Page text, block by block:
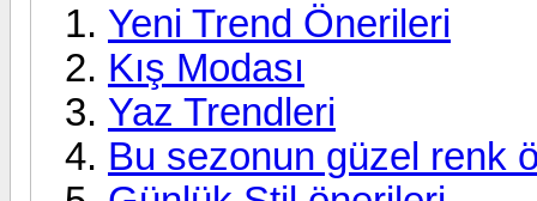
Yeni Trend Önerileri
Kış Modası
Yaz Trendleri
Bu sezonun güzel renk